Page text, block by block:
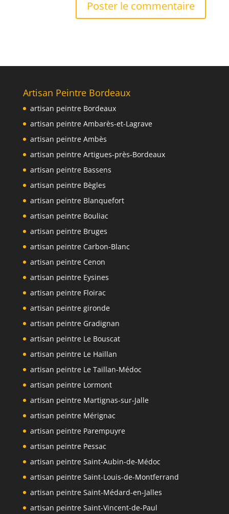
Artisan Peintre Bordeaux
artisan peintre Bordeaux
artisan peintre Ambarès-et-Lagrave
artisan peintre Ambès
artisan peintre Artigues-près-Bordeaux
artisan peintre Bassens
artisan peintre Bègles
artisan peintre Blanquefort
artisan peintre Bouliac
artisan peintre Bruges
artisan peintre Carbon-Blanc
artisan peintre Cenon
artisan peintre Eysines
artisan peintre Floirac
artisan peintre gironde
artisan peintre Gradignan
artisan peintre Le Bouscat
artisan peintre Le Haillan
artisan peintre Le Taillan-Médoc
artisan peintre Lormont
artisan peintre Martignas-sur-Jalle
artisan peintre Mérignac
artisan peintre Parempuyre
artisan peintre Pessac
artisan peintre Saint-Aubin-de-Médoc
artisan peintre Saint-Louis-de-Montferrand
artisan peintre Saint-Médard-en-Jalles
artisan peintre Saint-Vincent-de-Paul